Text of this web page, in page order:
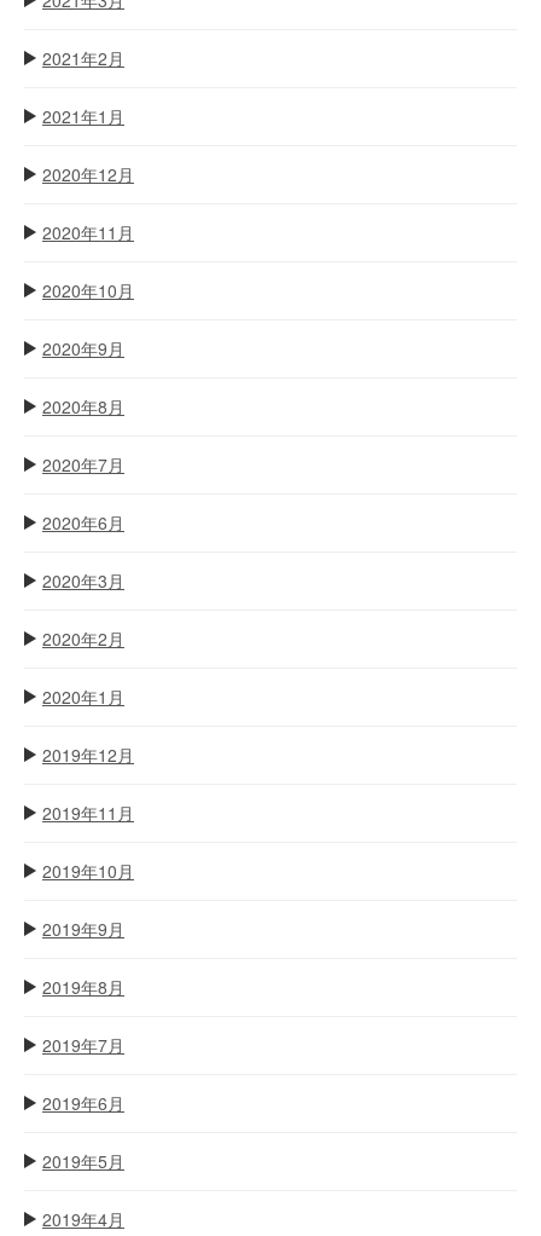
2021年2月
2021年1月
2020年12月
2020年11月
2020年10月
2020年9月
2020年8月
2020年7月
2020年6月
2020年3月
2020年2月
2020年1月
2019年12月
2019年11月
2019年10月
2019年9月
2019年8月
2019年7月
2019年6月
2019年5月
2019年4月